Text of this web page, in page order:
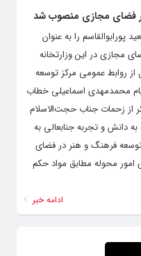
فضای مجازی منصوب شد
را به‌ عنوان
مجازی در این وزارتخانه
روابط عمومی مرکز توسعه
محمدمهدی اسماعیلی خطاب
از زحمات جناب حجت‌‌الاسلام
دانش و تجربه جنابعالی به
فرهنگ و هنر در فضای
محوله مطابق مواد حکم
ادامه خبر